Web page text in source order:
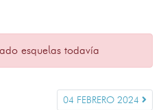
esquelas todavía
04 FEBRERO 2024